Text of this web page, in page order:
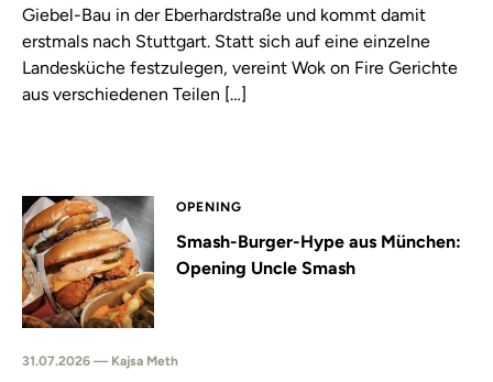
Giebel-Bau in der Eberhardstraße und kommt damit
erstmals nach Stuttgart. Statt sich auf eine einzelne
Landesküche festzulegen, vereint Wok on Fire Gerichte
aus verschiedenen Teilen […]
OPENING
Smash-Burger-Hype aus München:
Opening Uncle Smash
31.07.2026 — Kajsa Meth